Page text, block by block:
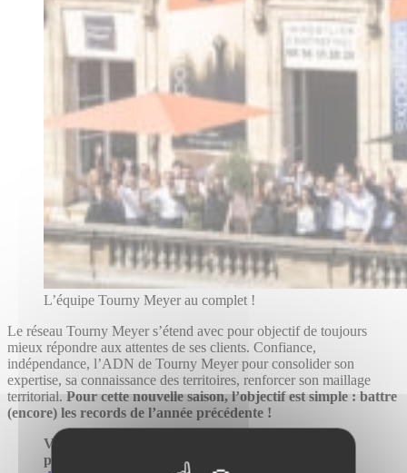
L’équipe Tourny Meyer au complet !
Le réseau Tourny Meyer s’étend avec pour objectif de toujours
mieux répondre aux attentes de ses clients. Confiance,
indépendance, l’ADN de Tourny Meyer pour consolider son
expertise, sa connaissance des territoires, renforcer son maillage
territorial.Pour cette nouvelle saison, l’objectif est simple : battre
(encore) les records de l’année précédente !
Vous souhaitez rejoindre une équipe dynamique et
passionnée ?
[btnOrange]